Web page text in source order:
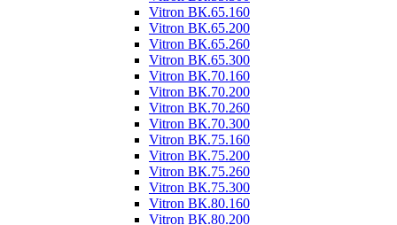
Vitron ВК.65.160
Vitron ВК.65.200
Vitron ВК.65.260
Vitron ВК.65.300
Vitron ВК.70.160
Vitron ВК.70.200
Vitron ВК.70.260
Vitron ВК.70.300
Vitron ВК.75.160
Vitron ВК.75.200
Vitron ВК.75.260
Vitron ВК.75.300
Vitron ВК.80.160
Vitron ВК.80.200